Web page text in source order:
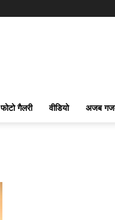
फोटो गैलरी वीडियो अजब